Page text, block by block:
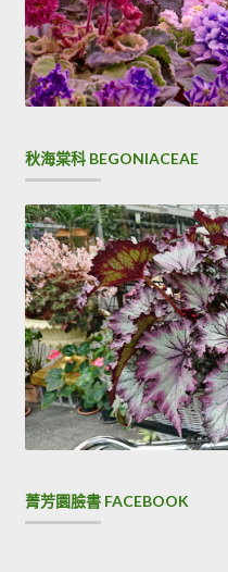
秋海棠科 BEGONIACEAE
菁芳園臉書 FACEBOOK